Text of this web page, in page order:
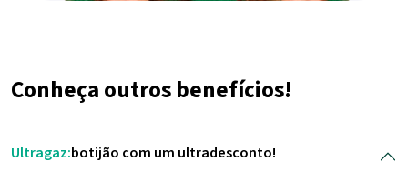
Conheça outros benefícios!
Ultragaz:botijão com um ultradesconto!